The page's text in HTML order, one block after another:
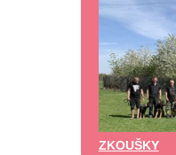
ZKOUŠKY